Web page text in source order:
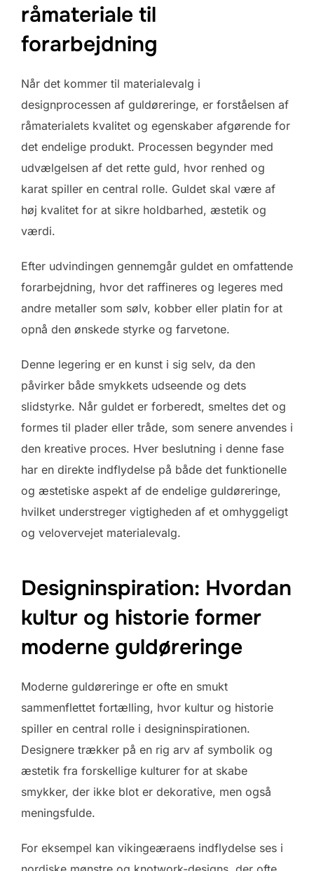
råmateriale til
forarbejdning
Når det kommer til materialevalg i
designprocessen af guldøreringe, er forståelsen af
råmaterialets kvalitet og egenskaber afgørende for
det endelige produkt. Processen begynder med
udvælgelsen af det rette guld, hvor renhed og
karat spiller en central rolle. Guldet skal være af
høj kvalitet for at sikre holdbarhed, æstetik og
værdi.
Efter udvindingen gennemgår guldet en omfattende
forarbejdning, hvor det raffineres og legeres med
andre metaller som sølv, kobber eller platin for at
opnå den ønskede styrke og farvetone.
Denne legering er en kunst i sig selv, da den
påvirker både smykkets udseende og dets
slidstyrke. Når guldet er forberedt, smeltes det og
formes til plader eller tråde, som senere anvendes i
den kreative proces. Hver beslutning i denne fase
har en direkte indflydelse på både det funktionelle
og æstetiske aspekt af de endelige guldøreringe,
hvilket understreger vigtigheden af et omhyggeligt
og velovervejet materialevalg.
Designinspiration: Hvordan
kultur og historie former
moderne guldøreringe
Moderne guldøreringe er ofte en smukt
sammenflettet fortælling, hvor kultur og historie
spiller en central rolle i designinspirationen.
Designere trækker på en rig arv af symbolik og
æstetik fra forskellige kulturer for at skabe
smykker, der ikke blot er dekorative, men også
meningsfulde.
For eksempel kan vikingeæraens indflydelse ses i